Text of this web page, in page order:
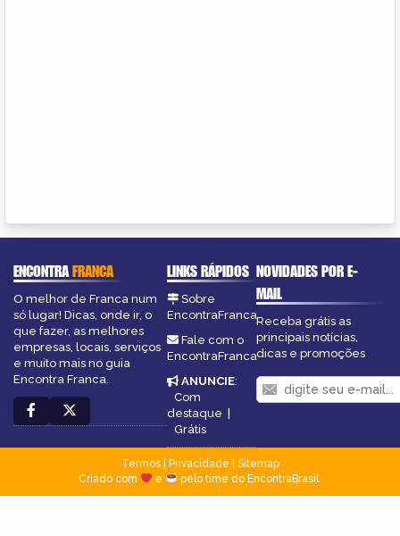
ENCONTRAFRANCA
O melhor de Franca num
só lugar! Dicas, onde ir, o
que fazer, as melhores
empresas, locais, serviços
e muito mais no guia
Encontra Franca.
LINKS RÁPIDOS
Sobre
EncontraFranca
Fale com o
EncontraFranca
ANUNCIE:
Com
destaque |
Grátis
NOVIDADES POR E-
MAIL
Receba grátis as
principais notícias,
dicas e promoções
Termos| Privacidade
Sitemap
Criado com
e pelo time do EncontraBrasil